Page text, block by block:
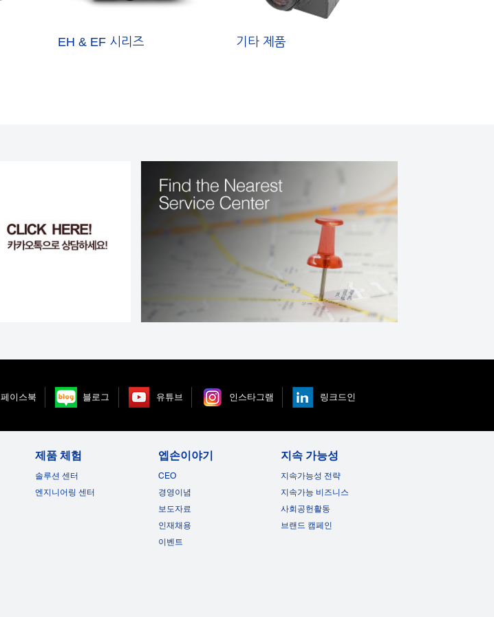
EH & EF 시리즈 기타 제품
페이스북 블로그 유튜브 인스타그램 링크드인
제품 체험
솔루션 센터
엔지니어링 센터
엡손이야기
CEO
경영이념
보도자료
인재채용
이벤트
지속 가능성
지속가능성 전략
지속가능 비즈니스
사회공헌활동
브랜드 캠페인